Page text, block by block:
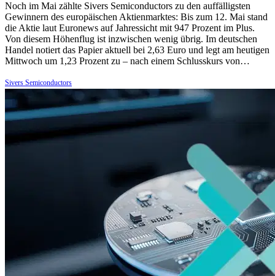
Noch im Mai zählte Sivers Semiconductors zu den auffälligsten
Gewinnern des europäischen Aktienmarktes: Bis zum 12. Mai stand
die Aktie laut Euronews auf Jahressicht mit 947 Prozent im Plus.
Von diesem Höhenflug ist inzwischen wenig übrig. Im deutschen
Handel notiert das Papier aktuell bei 2,63 Euro und legt am heutigen
Mittwoch um 1,23 Prozent zu – nach einem Schlusskurs von…
Sivers Semiconductors